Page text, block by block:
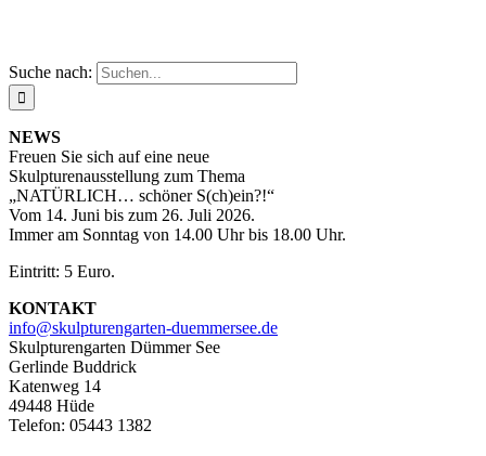
Suche nach:
NEWS
Freuen Sie sich auf eine neue
Skulpturenausstellung zum Thema
„NATÜRLICH… schöner S(ch)ein?!“
Vom 14. Juni bis zum 26. Juli 2026.
Immer am Sonntag von 14.00 Uhr bis 18.00 Uhr.
Eintritt: 5 Euro.
KONTAKT
info@skulpturengarten-duemmersee.de
Skulpturengarten Dümmer See
Gerlinde Buddrick
Katenweg 14
49448 Hüde
Telefon: 05443 1382